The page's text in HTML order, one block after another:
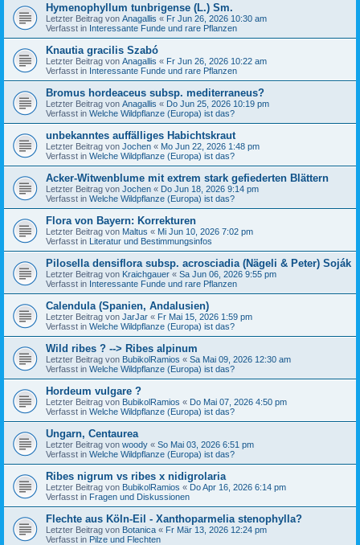
Hymenophyllum tunbrigense (L.) Sm.
Letzter Beitrag von Anagallis « Fr Jun 26, 2026 10:30 am
Verfasst in Interessante Funde und rare Pflanzen
Knautia gracilis Szabó
Letzter Beitrag von Anagallis « Fr Jun 26, 2026 10:22 am
Verfasst in Interessante Funde und rare Pflanzen
Bromus hordeaceus subsp. mediterraneus?
Letzter Beitrag von Anagallis « Do Jun 25, 2026 10:19 pm
Verfasst in Welche Wildpflanze (Europa) ist das?
unbekanntes auffälliges Habichtskraut
Letzter Beitrag von Jochen « Mo Jun 22, 2026 1:48 pm
Verfasst in Welche Wildpflanze (Europa) ist das?
Acker-Witwenblume mit extrem stark gefiederten Blättern
Letzter Beitrag von Jochen « Do Jun 18, 2026 9:14 pm
Verfasst in Welche Wildpflanze (Europa) ist das?
Flora von Bayern: Korrekturen
Letzter Beitrag von Maltus « Mi Jun 10, 2026 7:02 pm
Verfasst in Literatur und Bestimmungsinfos
Pilosella densiflora subsp. acrosciadia (Nägeli & Peter) Soják
Letzter Beitrag von Kraichgauer « Sa Jun 06, 2026 9:55 pm
Verfasst in Interessante Funde und rare Pflanzen
Calendula (Spanien, Andalusien)
Letzter Beitrag von JarJar « Fr Mai 15, 2026 1:59 pm
Verfasst in Welche Wildpflanze (Europa) ist das?
Wild ribes ? --> Ribes alpinum
Letzter Beitrag von BubikolRamios « Sa Mai 09, 2026 12:30 am
Verfasst in Welche Wildpflanze (Europa) ist das?
Hordeum vulgare ?
Letzter Beitrag von BubikolRamios « Do Mai 07, 2026 4:50 pm
Verfasst in Welche Wildpflanze (Europa) ist das?
Ungarn, Centaurea
Letzter Beitrag von woody « So Mai 03, 2026 6:51 pm
Verfasst in Welche Wildpflanze (Europa) ist das?
Ribes nigrum vs ribes x nidigrolaria
Letzter Beitrag von BubikolRamios « Do Apr 16, 2026 6:14 pm
Verfasst in Fragen und Diskussionen
Flechte aus Köln-Eil - Xanthoparmelia stenophylla?
Letzter Beitrag von Botanica « Fr Mär 13, 2026 12:24 pm
Verfasst in Pilze und Flechten